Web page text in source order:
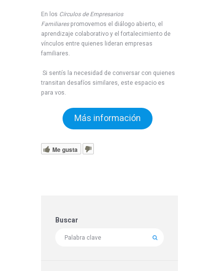
En los Círculos de Empresarios
Familiarespromovemos el diálogo abierto, el
aprendizaje colaborativo y el fortalecimiento de
vínculos entre quienes lideran empresas
familiares.
Si sentís la necesidad de conversar con quienes
transitan desafíos similares, este espacio es
para vos.
Más información
Me gusta
Buscar